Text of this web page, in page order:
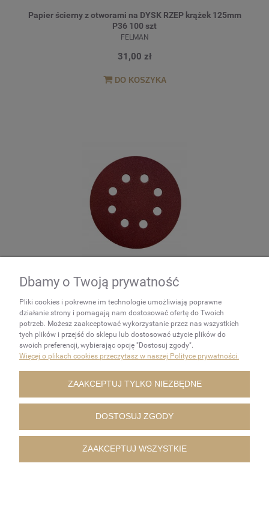
Papier ścierny z otworami na DYSK RZEP krążek 125mm
P36 100 szt
FELMAN
31,00 zł
DO KOSZYKA
Papier ścierny z otworami na DYSK RZEP krążek 125mm
P60 100 szt
FELMAN
27,00 zł
DO KOSZYKA
Dbamy o Twoją prywatność
Pliki cookies i pokrewne im technologie umożliwiają poprawne
działanie strony i pomagają nam dostosować ofertę do Twoich
potrzeb. Możesz zaakceptować wykorzystanie przez nas wszystkich
tych plików i przejść do sklepu lub dostosować użycie plików do
swoich preferencji, wybierając opcję "Dostosuj zgody".
Więcej o plikach cookies przeczytasz w naszej Polityce prywatności.
ZAAKCEPTUJ TYLKO NIEZBĘDNE
DOSTOSUJ ZGODY
ZAAKCEPTUJ WSZYSTKIE